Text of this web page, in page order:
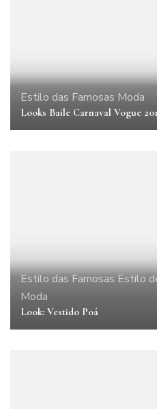
Estilo das Famosas Moda
Looks Baile Carnaval Vogue
Estilo das FamosasEstilo
Moda
Look: Vestido Poá